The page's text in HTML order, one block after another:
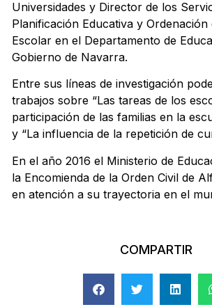
Universidades y Director de los
Planificación Educativa y
Escolar en el Departamento de
Gobierno de Navarra.
Entre sus líneas de investigación
trabajos sobre “Las tareas de los
participación de las familias en la
y “La influencia de la repetición de
En el año 2016 el Ministerio de
la Encomienda de la Orden Civil de
en atención a su trayectoria en el
COMPARTIR